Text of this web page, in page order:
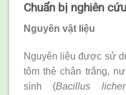
Chuẩn bị nghiên cứu
Nguyên vật liệu
Nguyên liệu được sử
tôm thẻ chân trắng,
sinh (Bacillus